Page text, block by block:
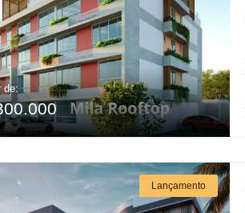
de:
Lançamento